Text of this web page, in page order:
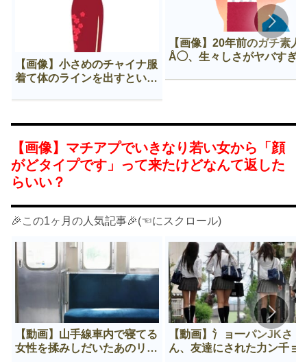
【画像】小さめのチャイナ服
着て体のラインを出すという
【画像】20年前のガチ素人
Å◯、生々しさがヤバすぎ
【画像】マチアプでいきなり若い女から「顔
がどタイプです」って来たけどなんて返した
らいい？
🎉この1ヶ月の人気記事🎉(☜にスクロール)
【動画】山手線車内で寝てる
女性を揉みしだいたあのリー
【動画】氵ョ一パンJKさ
ん、友達にされた力ン千ョ